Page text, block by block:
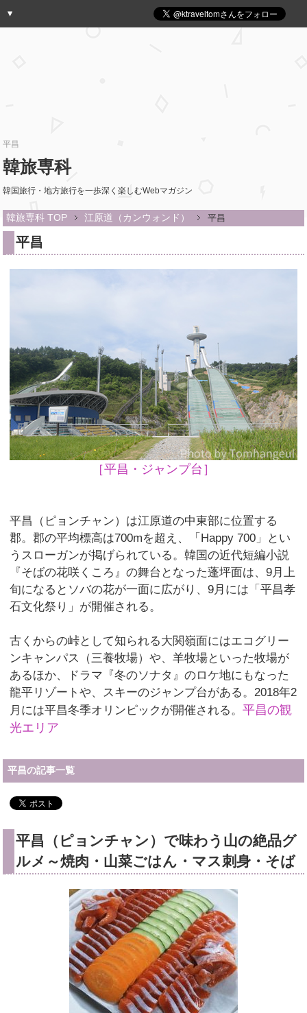
平昌
韓旅専科
韓国旅行・地方旅行を一歩深く楽しむWebマガジン
韓旅専科 TOP 江原道（カンウォンド） 平昌
平昌
［平昌・ジャンプ台］
平昌（ピョンチャン）は江原道の中東部に位置する
郡。郡の平均標高は700mを超え、「Happy 700」とい
うスローガンが掲げられている。韓国の近代短編小説
『そばの花咲くころ』の舞台となった蓬坪面は、9月上
旬になるとソバの花が一面に広がり、9月には「平昌孝
石文化祭り」が開催される。
古くからの峠として知られる大関嶺面にはエコグリー
ンキャンパス（三養牧場）や、羊牧場といった牧場が
あるほか、ドラマ『冬のソナタ』のロケ地にもなった
龍平リゾートや、スキーのジャンプ台がある。2018年2
月には平昌冬季オリンピックが開催される。平昌の観
光エリア
平昌の記事一覧
平昌（ピョンチャン）で味わう山の絶品グ
ルメ～焼肉・山菜ごはん・マス刺身・そば